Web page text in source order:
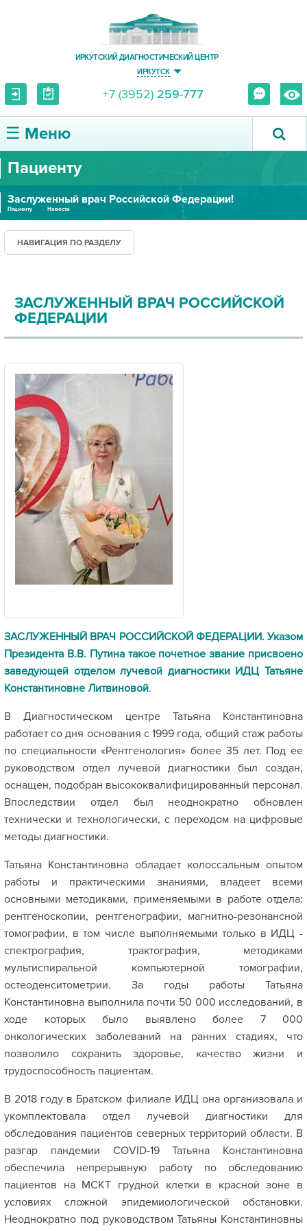
ИРКУТСКИЙ ДИАГНОСТИЧЕСКИЙ ЦЕНТР
ИРКУТСК
+7 (3952) 259-777
☰ Меню
О ЦЕНТРЕ
УСЛУГИ И ЦЕНЫ
ПАЦИЕНТУ
ПРАВОВАЯ ИНФОРМАЦИЯ
Пациенту
Заслуженный врач Российской Федерации!
Пациенту Новости
НАВИГАЦИЯ ПО РАЗДЕЛУ
ЗАСЛУЖЕННЫЙ ВРАЧ РОССИЙСКОЙ
ФЕДЕРАЦИИ
ЗАСЛУЖЕННЫЙ ВРАЧ РОССИЙСКОЙ ФЕДЕРАЦИИ. Указом
Президента В.В. Путина такое почетное звание присвоено
заведующей отделом лучевой диагностики ИДЦ Татьяне
Константиновне Литвиновой.
В Диагностическом центре Татьяна Константиновна
работает со дня основания с 1999 года, общий стаж работы
по специальности «Рентгенология» более 35 лет. Под ее
руководством отдел лучевой диагностики был создан,
оснащен, подобран высококвалифицированный персонал.
Впоследствии отдел был неоднократно обновлен
технически и технологически, с переходом на цифровые
методы диагностики.
Татьяна Константиновна обладает колоссальным опытом
работы и практическими знаниями, владеет всеми
основными методиками, применяемыми в работе отдела:
рентгеноскопии, рентгенографии, магнитно-резонансной
томографии, в том числе выполняемыми только в ИДЦ -
спектрография, трактография, методиками
мультиспиральной компьютерной томографии,
остеоденситометрии. За годы работы Татьяна
Константиновна выполнила почти 50 000 исследований, в
ходе которых было выявлено более 7 000
онкологических заболеваний на ранних стадиях, что
позволило сохранить здоровье, качество жизни и
трудоспособность пациентам.
В 2018 году в Братском филиале ИДЦ она организовала и
укомплектовала отдел лучевой диагностики для
обследования пациентов северных территорий области. В
разгар пандемии COVID-19 Татьяна Константиновна
обеспечила непрерывную работу по обследованию
пациентов на МСКТ грудной клетки в красной зоне в
условиях сложной эпидемиологической обстановки.
Неоднократно под руководством Татьяны Константиновны